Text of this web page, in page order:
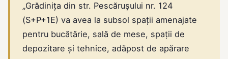
„Grădinița din str. Pescărușului nr. 124
(S+P+1E) va avea la subsol spații amenajate
pentru bucătărie, sală de mese, spații de
depozitare și tehnice, adăpost de apărare